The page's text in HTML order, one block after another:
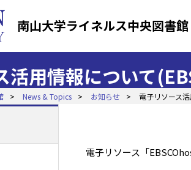
南山大学ライネルス中央図書館
活用情報について
News & Topics お知らせ 電子リソース
電子リソース「